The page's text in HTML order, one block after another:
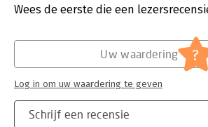
psychologen.
Verschijningsdatum:
18-12-2009
Mens en maatschappij
Wees de eerste die een
Schrijf een recensie
Uw waardering ?
Log in om uw waardering te geven